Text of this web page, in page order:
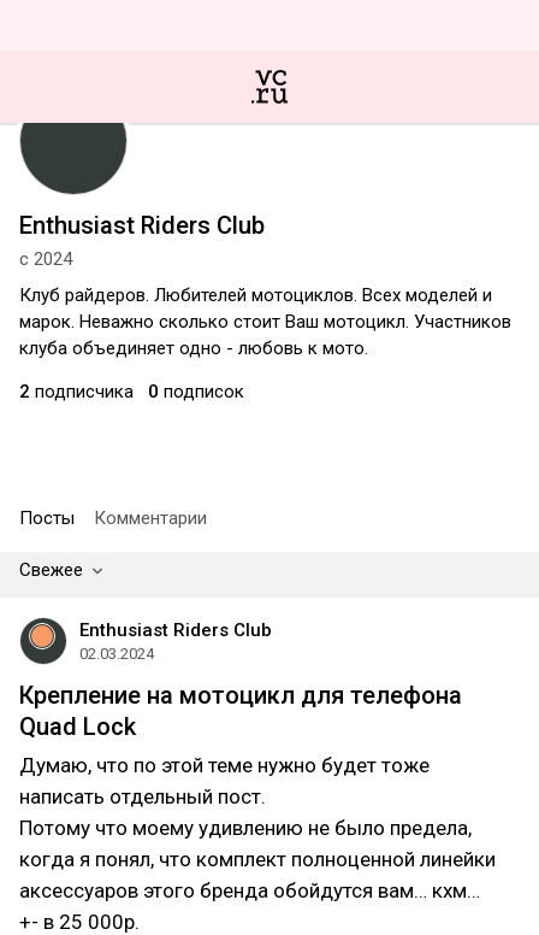
Enthusiast Riders Club
с 2024
Клуб райдеров. Любителей мотоциклов. Всех моделей и
марок. Неважно сколько стоит Ваш мотоцикл. Участников
клуба объединяет одно - любовь к мото.
2 подписчика 0 подписок
Посты Комментарии
Свежее
Enthusiast Riders Club
02.03.2024
Крепление на мотоцикл для телефона
Quad Lock
Думаю, что по этой теме нужно будет тоже
написать отдельный пост.
Потому что моему удивлению не было предела,
когда я понял, что комплект полноценной линейки
аксессуаров этого бренда обойдутся вам… кхм…
+- в 25 000р.